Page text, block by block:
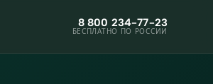
8 800 234-77-23
БЕСПЛАТНО ПО РОССИИ